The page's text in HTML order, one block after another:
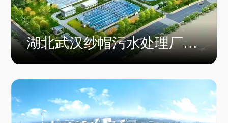
湖北武汉纱帽污水处理厂尾
水改造工程